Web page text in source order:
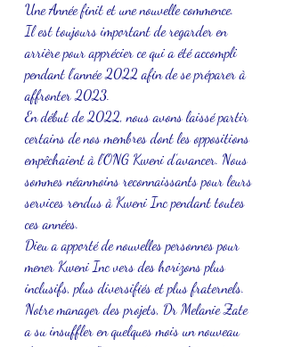
Une Année finit et une nouvelle commence.
Il est toujours important de regarder en
arrière pour apprécier ce qui a été accompli
pendant l’année 2022 afin de se préparer à
affronter 2023.
En début de 2022, nous avons laissé partir
certains de nos membres dont les oppositions
empêchaient à l’ONG Kweni d’avancer. Nous
sommes néanmoins reconnaissants pour leurs
services rendus à Kweni Inc pendant toutes
ces années.
Dieu a apporté de nouvelles personnes pour
mener Kweni Inc vers des horizons plus
inclusifs, plus diversifiés et plus fraternels.
Notre manager des projets, Dr Melanie Zate
a su insuffler en quelques mois un nouveau